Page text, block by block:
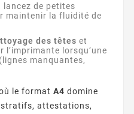
lancez de petites
maintenir la fluidité de
des têtes et
l’imprimante lorsqu’une
manquantes,
le format A4 domine
attestations,